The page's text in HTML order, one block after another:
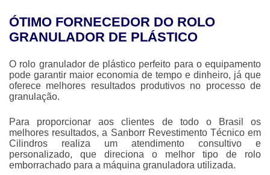
ÓTIMO FORNECEDOR DO ROLO
GRANULADOR DE PLÁSTICO
O rolo granulador de plástico perfeito para o equipamento
pode garantir maior economia de tempo e dinheiro, já que
oferece melhores resultados produtivos no processo de
granulação.
Para proporcionar aos clientes de todo o Brasil os
melhores resultados, a Sanborr Revestimento Técnico em
Cilindros realiza um atendimento consultivo e
personalizado, que direciona o melhor tipo de rolo
emborrachado para a máquina granuladora utilizada.